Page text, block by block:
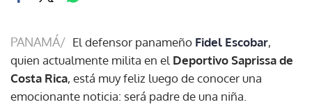
PANAMÁ/ El defensor panameño Fidel Escobar,
quien actualmente milita en el Deportivo Saprissa de
Costa Rica, está muy feliz luego de conocer una
emocionante noticia: será padre de una niña.